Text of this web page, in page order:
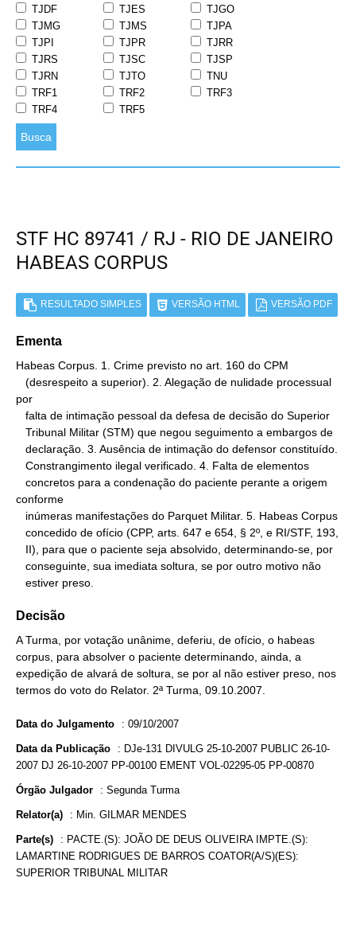
TJDF
TJES
TJGO
TJMG
TJMS
TJPA
TJPI
TJPR
TJRR
TJRS
TJSC
TJSP
TJRN
TJTO
TNU
TRF1
TRF2
TRF3
TRF4
TRF5
Busca
STF HC 89741 / RJ - RIO DE JANEIRO
HABEAS CORPUS
RESULTADO SIMPLES VERSÃO HTML VERSÃO PDF
Ementa
Habeas Corpus. 1. Crime previsto no art. 160 do CPM
por
conforme
   estiver preso.
Decisão
A Turma, por votação unânime, deferiu, de ofício, o habeas
corpus, para absolver o paciente determinando, ainda, a
expedição de alvará de soltura, se por al não estiver preso, nos
termos do voto do Relator. 2ª Turma, 09.10.2007.
Data do Julgamento : 09/10/2007
Data da Publicação : DJe-131 DIVULG 25-10-2007 PUBLIC 26-10-
2007 DJ 26-10-2007 PP-00100 EMENT VOL-02295-05 PP-00870
Órgão Julgador : Segunda Turma
Relator(a) : Min. GILMAR MENDES
Parte(s) : PACTE.(S): JOÃO DE DEUS OLIVEIRA IMPTE.(S):
LAMARTINE RODRIGUES DE BARROS COATOR(A/S)(ES):
SUPERIOR TRIBUNAL MILITAR